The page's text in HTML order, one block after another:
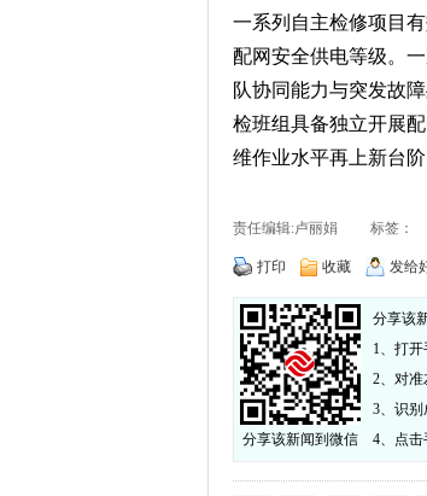
一系列自主检修项目
配网安全供电等级。
队协同能力与突发故
检班组具备独立开展
维作业水平再上新台阶
责任编辑:卢丽娟 标签：
打印 收藏 发给
分享该新闻到微信
分享该
1、打
2、对
3、识别
4、点击